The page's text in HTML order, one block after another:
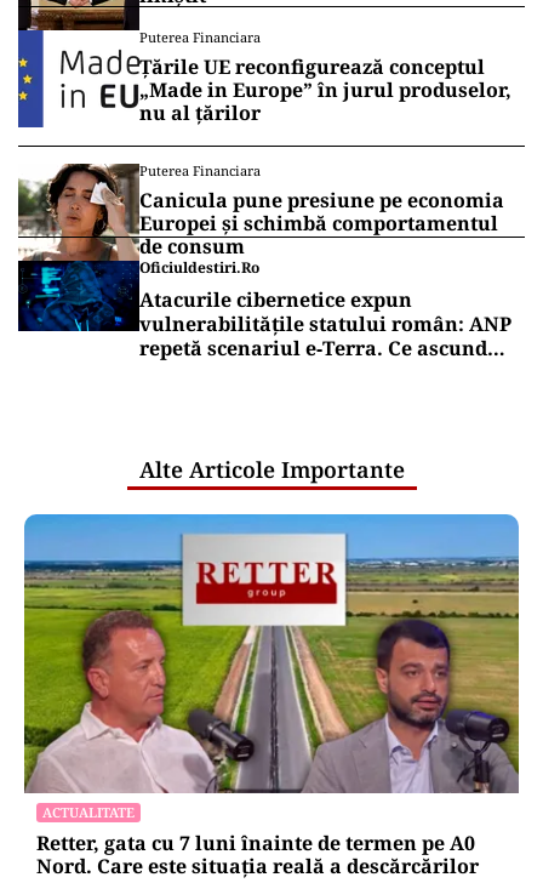
Puterea Financiara
Țările UE reconfigurează conceptul
„Made in Europe” în jurul produselor,
nu al țărilor
Puterea Financiara
Canicula pune presiune pe economia
Europei și schimbă comportamentul
de consum
Oficiuldestiri.ro
Atacurile cibernetice expun
vulnerabilitățile statului român: ANP
repetă scenariul e‑Terra. Ce ascund
Alte Articole Importante
ACTUALITATE
Retter, gata cu 7 luni înainte de termen pe A0
Nord. Care este situația reală a descărcărilor